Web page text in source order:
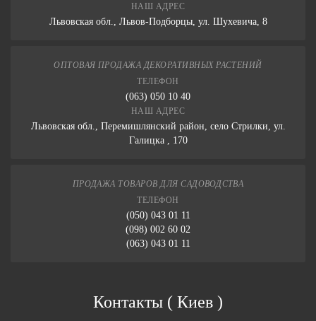
НАШ АДРЕС
Львовская обл., Львов-Подборцы, ул. Шухевича, 8
ОПТОВАЯ ПРОДАЖА ДЕКОРАТИВНЫХ РАСТЕНИЙ
ТЕЛЕФОН
(063) 050 10 40
НАШ АДРЕС
Львовская обл., Перемишлянский район, село Стрилки, ул.
Галицка , 170
ПРОДАЖА ТОВАРОВ ДЛЯ САДОВОДСТВА
ТЕЛЕФОН
(050) 043 01 11
(098) 002 60 02
(063) 043 01 11
Контакты ( Киев )